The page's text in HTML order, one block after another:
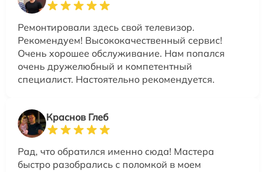
Ремонтировали здесь свой телевизор.
Рекомендуем! Высококачественный сервис!
Очень хорошее обслуживание. Нам попался
очень дружелюбный и компетентный
специалист. Настоятельно рекомендуется.
Краснов Глеб
Рад, что обратился именно сюда! Мастера
быстро разобрались с поломкой в моем